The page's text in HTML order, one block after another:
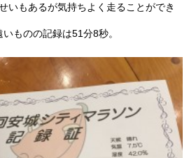
いもあるが気持ちよく走ることができ
ものの記録は51分8秒。